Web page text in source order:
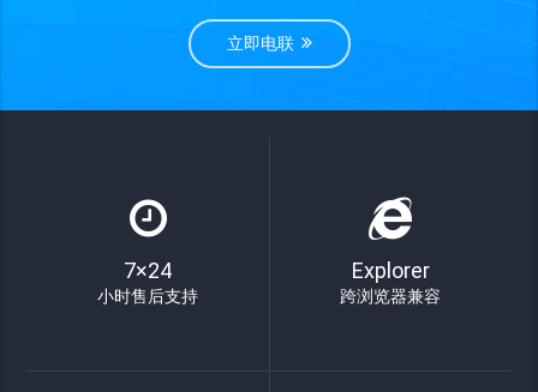
立即电联
7×24
小时售后支持
Explorer
跨浏览器兼容